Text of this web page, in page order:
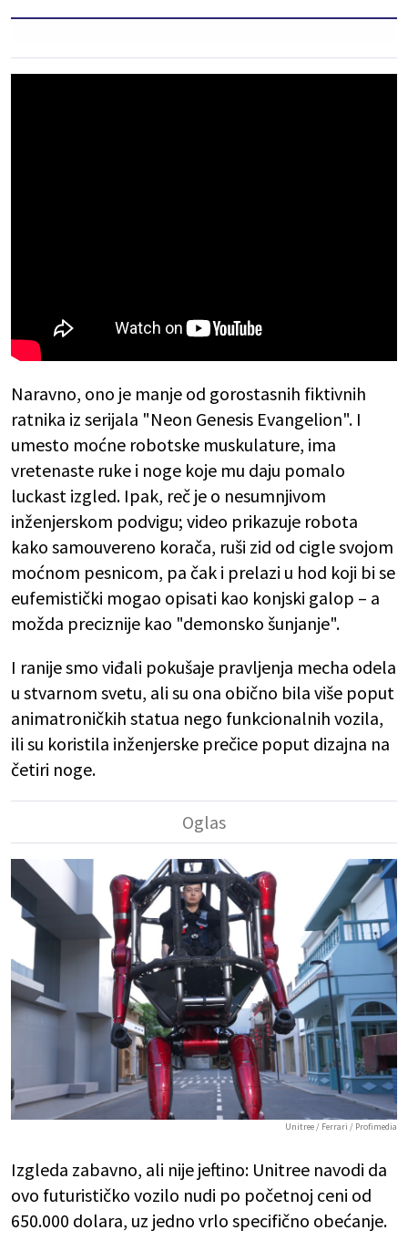
Naravno, ono je manje od gorostasnih fiktivnih
ratnika iz serijala "Neon Genesis Evangelion". I
umesto moćne robotske muskulature, ima
vretenaste ruke i noge koje mu daju pomalo
luckast izgled. Ipak, reč je o nesumnjivom
inženjerskom podvigu; video prikazuje robota
kako samouvereno korača, ruši zid od cigle svojom
moćnom pesnicom, pa čak i prelazi u hod koji bi se
eufemistički mogao opisati kao konjski galop – a
možda preciznije kao "demonsko šunjanje".
I ranije smo viđali pokušaje pravljenja mecha odela
u stvarnom svetu, ali su ona obično bila više poput
animatroničkih statua nego funkcionalnih vozila,
ili su koristila inženjerske prečice poput dizajna na
četiri noge.
Unitree / Ferrari / Profimedia
Izgleda zabavno, ali nije jeftino: Unitree navodi da
ovo futurističko vozilo nudi po početnoj ceni od
650.000 dolara, uz jedno vrlo specifično obećanje.